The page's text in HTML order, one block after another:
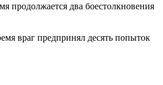
продолжается два боестолкновения
враг предпринял десять попыток